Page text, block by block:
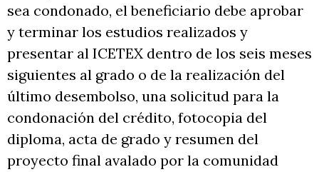
sea condonado, el beneficiario debe aprobar
y terminar los estudios realizados y
presentar al ICETEX dentro de los seis meses
siguientes al grado o de la realización del
último desembolso, una solicitud para la
condonación del crédito, fotocopia del
diploma, acta de grado y resumen del
proyecto final avalado por la comunidad